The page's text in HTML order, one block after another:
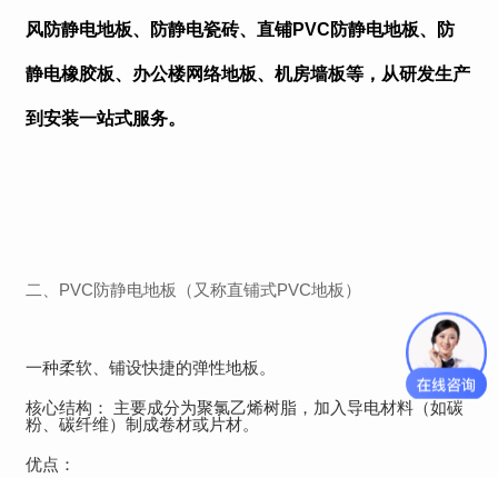
风防静电地板、防静电瓷砖、直铺PVC防静电地板、防
静电橡胶板、 办公楼网络地板、机房墙板等，从研发生产
到安装一站式服务。
二、PVC防静电地板（又称直铺式PVC地板）
一种柔软、铺设快捷的弹性地板。
核心结构： 主要成分为聚氯乙烯树脂，加入导电材料（如碳
粉、碳纤维）制成卷材或片材。
优点：